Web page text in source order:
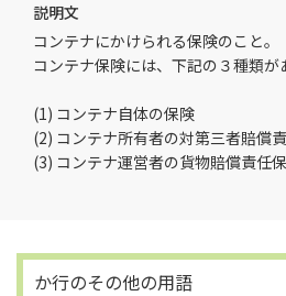
説明文
コンテナにかけられる保険のこと。
コンテナ保険には、下記の３種類が
(1) コンテナ自体の保険
(2) コンテナ所有者の対第三者賠償
(3) コンテナ運営者の貨物賠償責任
か行のその他の用語